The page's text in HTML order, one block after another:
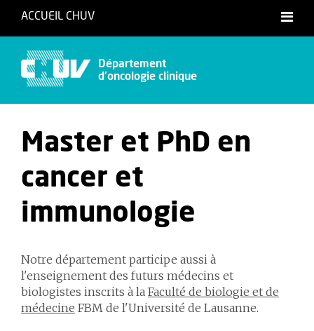
ACCUEIL CHUV
Département
d'oncologie clinique
Master et PhD en
cancer et
immunologie
Notre département participe aussi à
l'enseignement des futurs médecins et
biologistes inscrits à la Faculté de biologie et de
médecine FBM de l'Université de Lausanne.